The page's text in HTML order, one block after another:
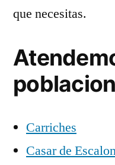
que necesitas.
Carriches
Casar de